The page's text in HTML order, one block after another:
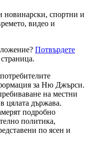
новинарски, спортни и
видео и
Потвърдете
за Ню Джърси.
на местни
цялата държава.
подробно
политика,
по ясен и